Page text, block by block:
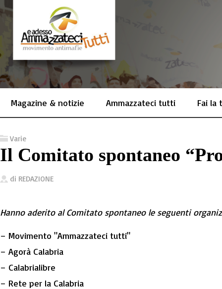
Magazine & notizie Ammazzateci tutti Fai la
Varie
Il Comitato spontaneo
di REDAZIONE
Hanno aderito al Comitato spontaneo le seguenti
– Movimento "Ammazzateci tutti"
– Agorà Calabria
– Calabrialibre
– Rete per la Calabria